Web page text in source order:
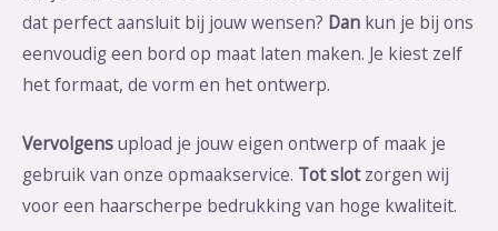
dat perfect aansluit bij jouw wensen? Dan kun je bij ons
eenvoudig een bord op maat laten maken. Je kiest zelf
het formaat, de vorm en het ontwerp.
Vervolgensupload je jouw eigen ontwerp of maak je
gebruik van onze opmaakservice. Tot slotzorgen wij
voor een haarscherpe bedrukking van hoge kwaliteit.